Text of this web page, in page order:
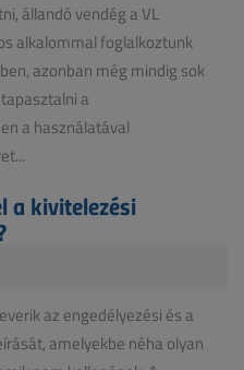
állandó vendég a VL
alkalommal foglalkoztunk
azonban még mindig sok
a
a használatával
a kivitelezési
az engedélyezési és a
amelyekbe néha olyan